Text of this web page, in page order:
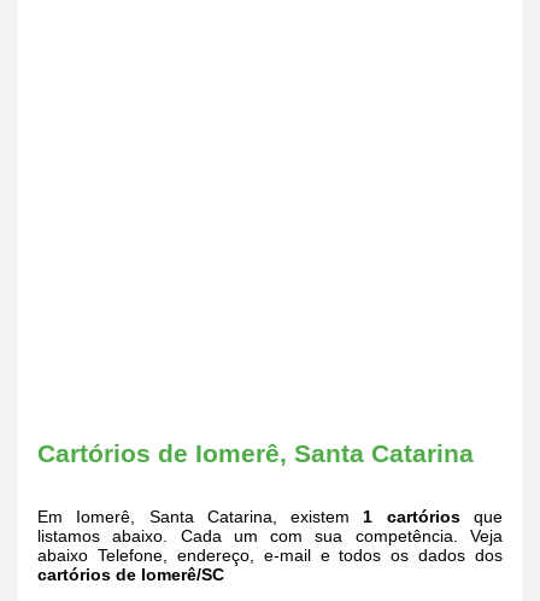
Cartórios de Iomerê, Santa Catarina
Em Iomerê, Santa Catarina, existem 1 cartóriosque
listamos abaixo. Cada um com sua competência. Veja
abaixo Telefone, endereço, e-mail e todos os dados dos
cartórios de Iomerê/SC